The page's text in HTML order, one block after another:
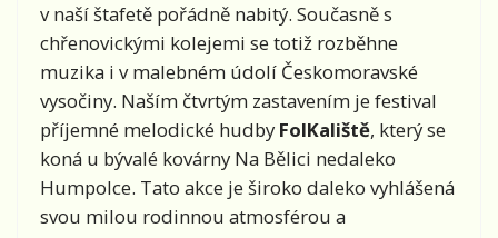
v naší štafetě pořádně nabitý. Současně s
chřenovickými kolejemi se totiž rozběhne
muzika i v malebném údolí Českomoravské
vysočiny. Naším čtvrtým zastavením je festival
příjemné melodické hudby FolKaliště, který se
koná u bývalé kovárny Na Bělici nedaleko
Humpolce. Tato akce je široko daleko vyhlášená
svou milou rodinnou atmosférou a